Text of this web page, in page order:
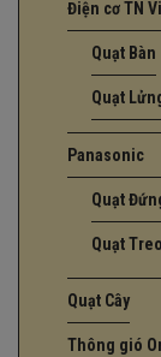
Điện cơ TN
Quạt Bàn
Quạt
Panasonic
Quạt
Quạt
Quạt Cây
Thông gió